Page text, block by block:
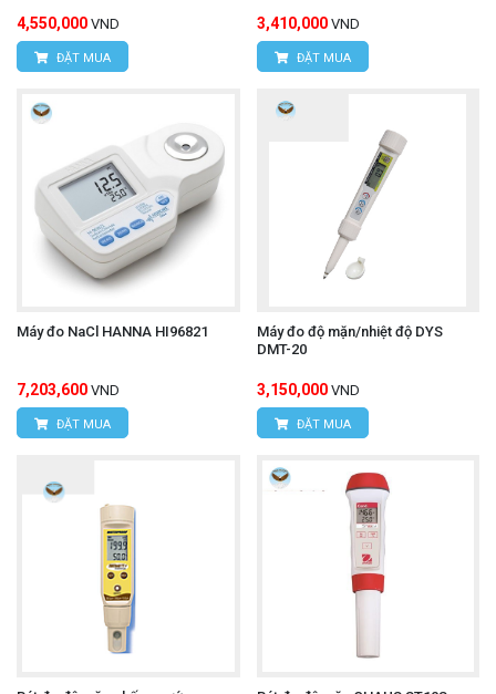
4,550,000 VND
ĐẶT MUA
3,410,000 VND
ĐẶT MUA
Máy đo NaCl HANNA HI96821
7,203,600 VND
ĐẶT MUA
Máy đo độ mặn/nhiệt độ DYS
DMT-20
3,150,000 VND
ĐẶT MUA